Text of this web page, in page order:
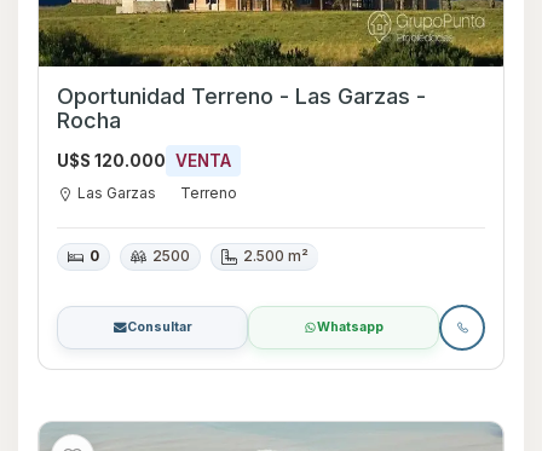
Oportunidad Terreno - Las Garzas -
Rocha
U$S 120.000 VENTA
Las Garzas Terreno
0 2500 2.500 m²
Consultar Whatsapp